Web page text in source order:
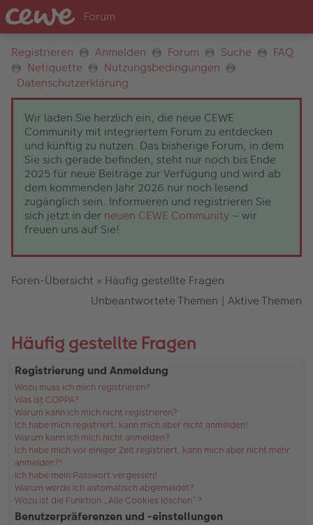
Registrieren Anmelden Forum Suche
FAQ
Netiquette
Nutzungsbedingungen
Datenschutzerklärung
Wir laden Sie herzlich ein, die neue CEWE
Community mit integriertem Forum zu entdecken
und künftig zu nutzen. Das bisherige Forum, in dem
Sie sich gerade befinden, steht nur noch bis Ende
2025 für neue Beiträge zur Verfügung und wird ab
dem kommenden Jahr 2026 nur noch lesend
zugänglich sein. Informieren und registrieren Sie
sich jetzt in der neuen CEWE Community – wir
freuen uns auf Sie!
Foren-Übersicht » Häufig gestellte Fragen
Unbeantwortete Themen | Aktive Themen
Häufig gestellte Fragen
Registrierung und Anmeldung
Wozu muss ich mich registrieren?
Was ist COPPA?
Warum kann ich mich nicht registrieren?
Ich habe mich registriert, kann mich aber nicht anmelden!
Warum kann ich mich nicht anmelden?
Ich habe mich vor einiger Zeit registriert, kann mich aber nicht mehr
anmelden?!
Ich habe mein Passwort vergessen!
Warum werde ich automatisch abgemeldet?
Wozu ist die Funktion „Alle Cookies löschen“?
Benutzerpräferenzen und -einstellungen